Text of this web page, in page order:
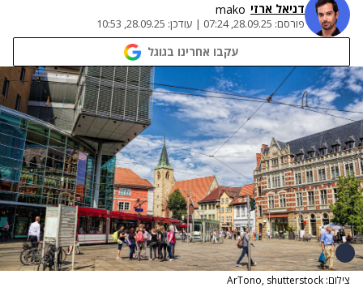
דניאל ארזי mako
פורסם: 28.09.25, 07:24
| עודכן: 28.09.25, 10:53
עקבו אחרינו בגוגל
צילום: ArTono, shutterstock